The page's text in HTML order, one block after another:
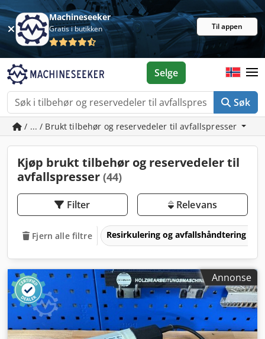
Machineseeker
Gratis i butikken Til appen
Søk
Selge
/ ... / Brukt tilbehør og reservedeler til avfallspresser
Kjøp brukt tilbehør og reservedeler til
avfallspresser (44)
Filter Relevans
Fjern alle filtre Resirkulering og avfallshåndtering
Annonse